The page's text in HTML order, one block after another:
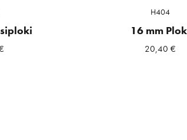
H404
16 mm
20,40€